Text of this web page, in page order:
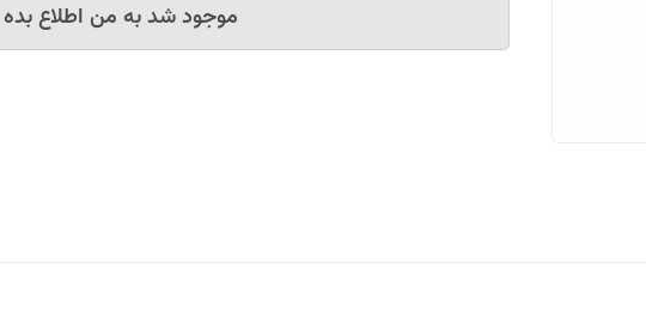
موجود شد به من اطلاع بده